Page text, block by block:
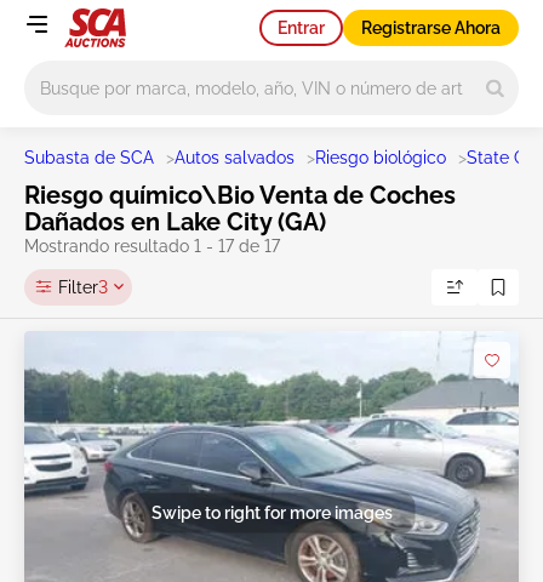
Entrar Registrarse Ahora
Subasta de SCA >Autos salvados >Riesgo biológico >State GA
Riesgo químico\Bio Venta de Coches
Dañados en Lake City (GA)
Mostrando resultado 1 - 17 de 17
Filter3
Swipe to right for more images